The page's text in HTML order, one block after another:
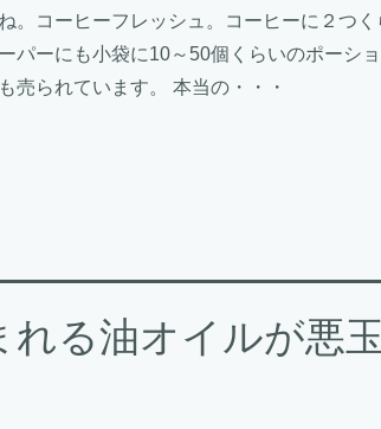
ね。コーヒーフレッシュ。コーヒーに２つ
ーパーにも小袋に10～50個くらいのポーシ
も売られています。 本当の・・・
れる油オイルが悪